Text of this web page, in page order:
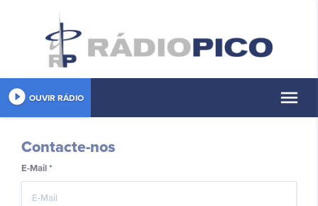
play_circle_filled OUVIR RÁDIO menu
Contacte-nos
E-Mail *